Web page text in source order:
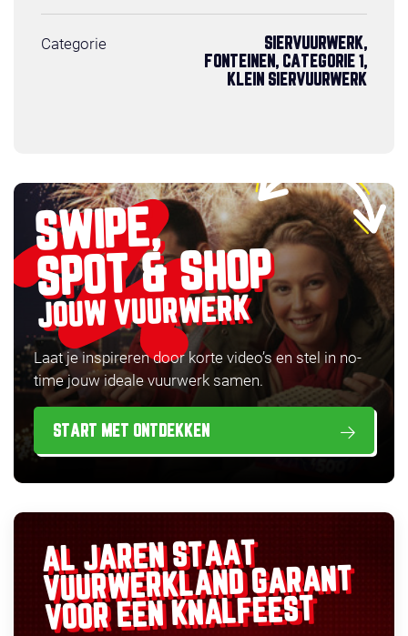
Categorie
SIERVUURWERK,
FONTEINEN, CATEGORIE 1,
KLEIN SIERVUURWERK
SWIPE,
SPOT & SHOP
JOUW VUURWERK
Laat je inspireren door korte video’s en stel in no-
time jouw ideale vuurwerk samen.
START MET ONTDEKKEN
AL JAREN STAAT
VUURWERKLANDGARANT
VOOR EEN KNALFEEST